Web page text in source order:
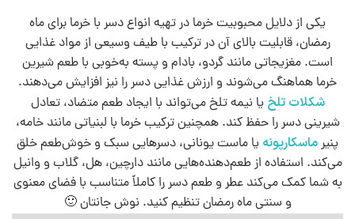
یکی از دلایل محبوبیت خرما در تهیه انواع دسر با خرما برای ماه
رمضان، قابلیت بالای آن در ترکیب با طیف وسیعی از مواد غذایی
است. مغزیجاتی مانند گردو، بادام و پسته به‌خوبی با طعم شیرین
خرما هماهنگ می‌شوند و ارزش غذایی دسر را نیز افزایش می‌دهند.
شکلات تلخ یا نیمه‌ تلخ می‌تواند با ایجاد طعم متضاد، تعادل
شیرینی دسر را حفظ کند. همچنین ترکیب خرما با لبنیاتی مانند خامه،
پنیرماسکارپونه یا ماست یونانی، دسرهایی سبک و خوش‌طعم خلق
می‌کند. استفاده از طعم‌دهنده‌هایی مانند دارچین، هل، گلاب و وانیل
به شما کمک می‌کند عطر و طعم دسر را کاملاً متناسب با فضای معنوی
و سنتی ماه رمضان تنظیم کنید. نوش جانتان 🙂